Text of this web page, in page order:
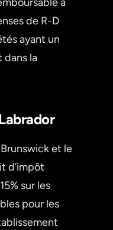
de R-D
ayant un
dans la
et le
d’impôt
sur les
pour les